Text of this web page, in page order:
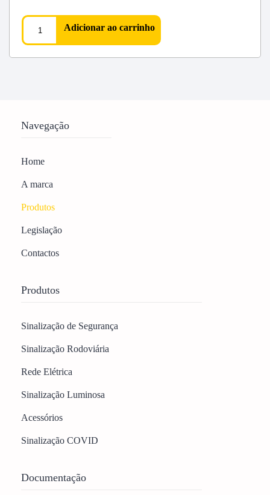
Adicionar ao carrinho
Navegação
Home
A marca
Produtos
Legislação
Contactos
Produtos
Sinalização de Segurança
Sinalização Rodoviária
Rede Elétrica
Sinalização Luminosa
Acessórios
Sinalização COVID
Documentação